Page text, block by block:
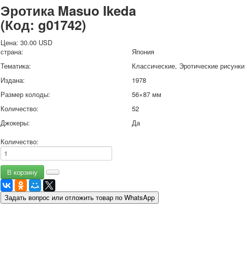
Открытки
С Новым годом!
8 марта
23 февраля
Свадьба
1 мая
Октябрьская революция
9 мая - день победы
1 сентября школа
Приглашение
Новости
Новости карточных колод
Эротика Masuo Ikeda
(Код: g01742)
Цена:30.00 USD
страна:
Япония
Тематика:
Классические, Эротические рисунки
Издана:
1978
Размер колоды:
56×87 мм
Количество:
52
Джокеры:
Да
Количество:
Задать вопрос или отложить товар по WhatsApp